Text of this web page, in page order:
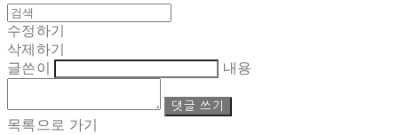
수정하기
삭제하기
글쓴이
내용
댓글 쓰기
목록으로 가기